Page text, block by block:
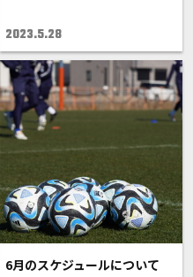
2023.5.28
6月のスケジュールについて